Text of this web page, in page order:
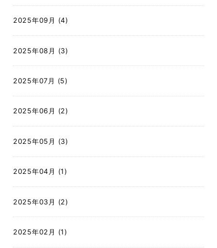
2025年09月 (4)
2025年08月 (3)
2025年07月 (5)
2025年06月 (2)
2025年05月 (3)
2025年04月 (1)
2025年03月 (2)
2025年02月 (1)